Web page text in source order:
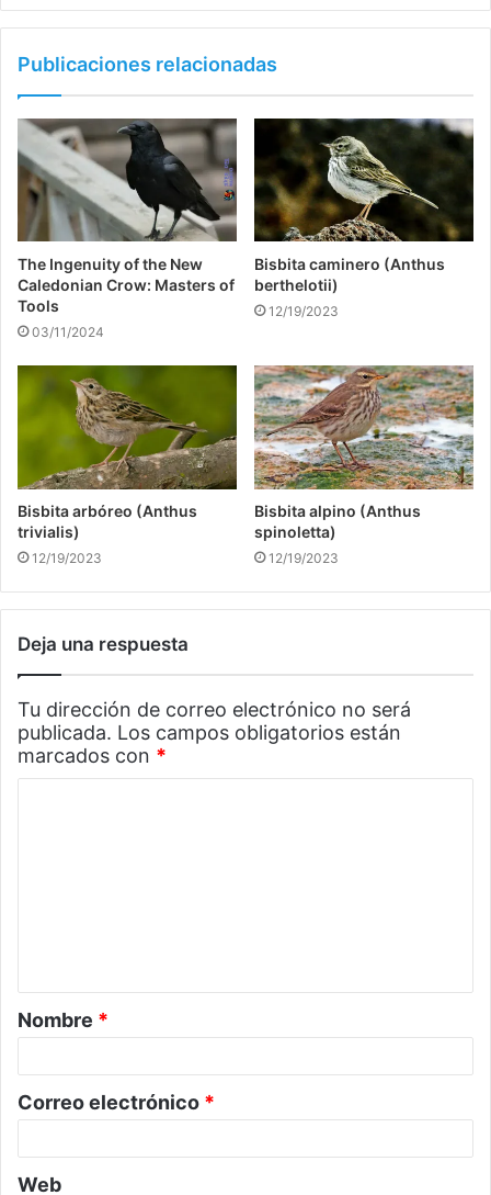
Publicaciones relacionadas
The Ingenuity of the New
Caledonian Crow: Masters of
Tools
03/11/2024
Bisbita caminero (Anthus
berthelotii)
12/19/2023
Bisbita arbóreo (Anthus
trivialis)
12/19/2023
Bisbita alpino (Anthus
spinoletta)
12/19/2023
Deja una respuesta
Tu dirección de correo electrónico no será
publicada. Los campos obligatorios están
marcados con *
a
r
o
*
Nombre *
Correo electrónico *
Web